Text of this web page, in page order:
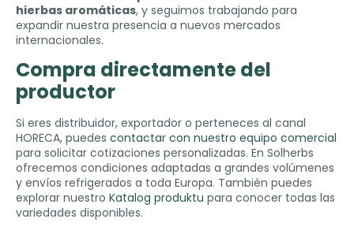
hierbas aromáticas, y seguimos trabajando para
expandir nuestra presencia a nuevos mercados
internacionales.
Compra directamente del
productor
Si eres distribuidor, exportador o perteneces al canal
HORECA, puedes contactar con nuestro equipo comercial
para solicitar cotizaciones personalizadas. En Solherbs
ofrecemos condiciones adaptadas a grandes volúmenes
y envíos refrigerados a toda Europa. También puedes
explorar nuestro Katalog produktu para conocer todas las
variedades disponibles.